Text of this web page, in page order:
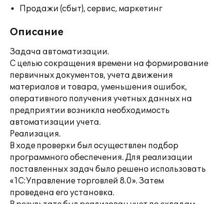
Продажи (сбыт), сервис, маркетинг
Описание
Задача автоматизации.
С целью сокращения времени на формирование
первичных документов, учета движения
материалов и товара, уменьшения ошибок,
оперативного получения учетных данных на
предприятии возникла необходимость
автоматизации учета.
Реализация.
В ходе проверки был осуществлен подбор
программного обеспечения. Для реализации
поставленных задач было решено использовать
«1С:Управление торговлей 8.0». Затем
проведена его установка.